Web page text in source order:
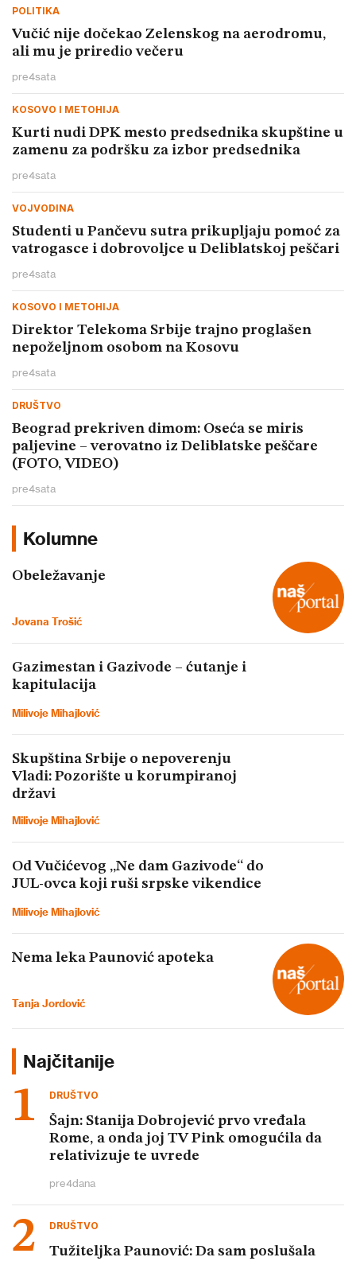
POLITIKA
Vučić nije dočekao Zelenskog na aerodromu,
ali mu je priredio večeru
pre4sata
KOSOVO I METOHIJA
Kurti nudi DPK mesto predsednika skupštine u
zamenu za podršku za izbor predsednika
pre4sata
VOJVODINA
Studenti u Pančevu sutra prikupljaju pomoć za
vatrogasce i dobrovoljce u Deliblatskoj peščari
pre4sata
KOSOVO I METOHIJA
Direktor Telekoma Srbije trajno proglašen
nepoželjnom osobom na Kosovu
pre4sata
DRUŠTVO
Beograd prekriven dimom: Oseća se miris
paljevine – verovatno iz Deliblatske peščare
(FOTO, VIDEO)
pre4sata
Kolumne
Obeležavanje
Jovana Trošić
Gazimestan i Gazivode – ćutanje i
kapitulacija
Milivoje Mihajlović
Skupština Srbije o nepoverenju
Vladi: Pozorište u korumpiranoj
državi
Milivoje Mihajlović
Od Vučićevog „Ne dam Gazivode“ do
JUL-ovca koji ruši srpske vikendice
Milivoje Mihajlović
Nema leka Paunović apoteka
Tanja Jordović
Najčitanije
DRUŠTVO
Šajn: Stanija Dobrojević prvo vređala
Rome, a onda joj TV Pink omogućila da
relativizuje te uvrede
pre4dana
DRUŠTVO
Tužiteljka Paunović: Da sam poslušala